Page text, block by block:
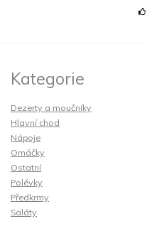
Kategorie
Dezerty a moučníky
Hlavní chod
Nápoje
Omáčky
Ostatní
Polévky
Předkrmy
Saláty